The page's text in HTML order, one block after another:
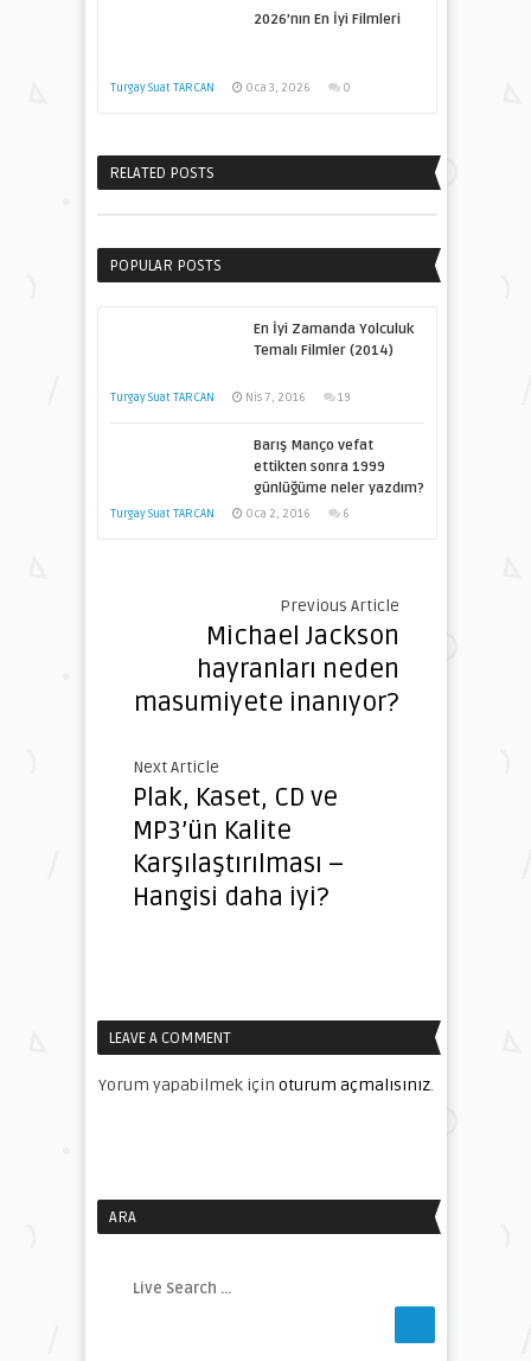
2026’nın En İyi Filmleri
Turgay Suat TARCAN Oca 3, 2026 0
RELATED POSTS
POPULAR POSTS
En İyi Zamanda Yolculuk
Temalı Filmler (2014)
Turgay Suat TARCAN Nis 7, 2016 19
Barış Manço vefat
ettikten sonra 1999
günlüğüme neler yazdım?
Turgay Suat TARCAN Oca 2, 2016 6
Previous Article
Michael Jackson
hayranları neden
masumiyete inanıyor?
Next Article
Plak, Kaset, CD ve
MP3’ün Kalite
Karşılaştırılması –
Hangisi daha iyi?
LEAVE A COMMENT
Yorum yapabilmek için oturum açmalısınız.
ARA